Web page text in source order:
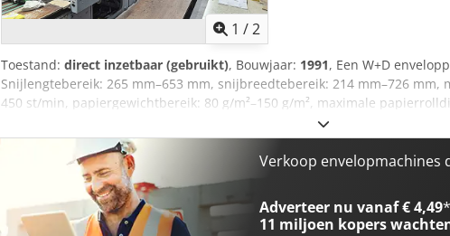
1 /2
Toestand: direct inzetbaar (gebruikt), Bouwjaar: 1991, Een W+D
Snijlengtebereik: 265 mm–653 mm, snijbreedtebereik: 214 mm–726 mm,
450 st/min, papiergewichtbereik: 80 g/m²–150 g/m², maximale
papierrolbreedte: 686 mm, vensterrol-breedtebereik: 30 mm–490 mm,
55 mm–280 mm. Documentatie is aanwezig. Bezichtigen ter plaatse is
Verkoop envelopmachines
Adverteer nu vanaf € 4,49*
11 miljoen kopers